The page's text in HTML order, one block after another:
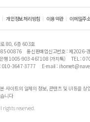
개인정보처리방침 이용약관 이메일주
로 80, 6층 603호
85-00876
통신판매업신고번호 : 제2026-
행 1005-903-467108 (가치톡)
TEL :
010-3647-3777 E-mail :
사이트의 일체의 정보, 콘텐츠 및 UI등을 상
니다
rights reserved.